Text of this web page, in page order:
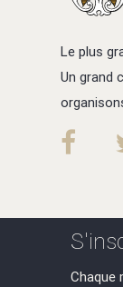
Le plus
Un grand
Chaque